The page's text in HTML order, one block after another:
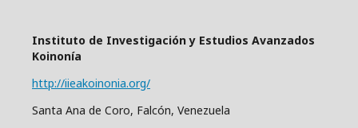
Instituto de Investigación y Estudios Avanzados
Koinonía
http://iieakoinonia.org/
Santa Ana de Coro, Falcón, Venezuela